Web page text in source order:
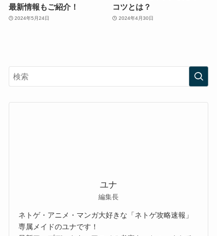
最新情報もご紹介！
2024年5月24日
コツとは？
2024年4月30日
ユナ
編集長
ネトゲ・アニメ・マンガ大好きな「ネトゲ攻略速報」
専属メイドのユナです！